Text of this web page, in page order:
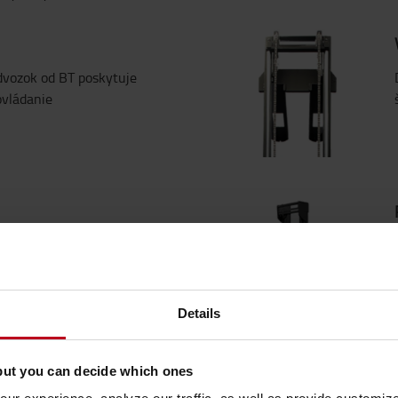
Details
you can decide which ones
od BT poskytuje
pohybu, čo operátorovi
v stiesnených